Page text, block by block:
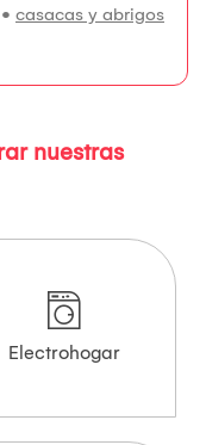
• casacas y abrigos
nuestras
Electrohogar